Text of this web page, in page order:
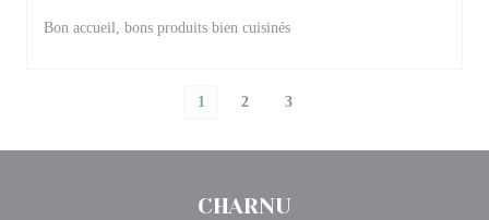
Bon accueil, bons produits bien cuisinés
1 2 3
CHARNU